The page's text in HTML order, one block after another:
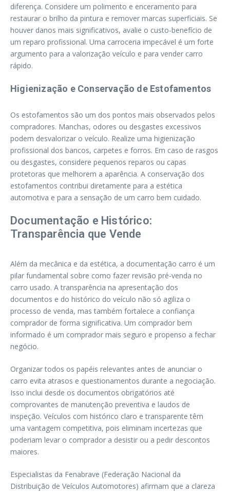
diferença. Considere um polimento e enceramento para
restaurar o brilho da pintura e remover marcas superficiais. Se
houver danos mais significativos, avalie o custo-benefício de
um reparo profissional. Uma carroceria impecável é um forte
argumento para a valorização veículo e para vender carro
rápido.
Higienização e Conservação de Estofamentos
Os estofamentos são um dos pontos mais observados pelos
compradores. Manchas, odores ou desgastes excessivos
podem desvalorizar o veículo. Realize uma higienização
profissional dos bancos, carpetes e forros. Em caso de rasgos
ou desgastes, considere pequenos reparos ou capas
protetoras que melhorem a aparência. A conservação dos
estofamentos contribui diretamente para a estética
automotiva e para a sensação de um carro bem cuidado.
Documentação e Histórico:
Transparência que Vende
Além da mecânica e da estética, a documentação carro é um
pilar fundamental sobre como fazer revisão pré-venda no
carro usado. A transparência na apresentação dos
documentos e do histórico do veículo não só agiliza o
processo de venda, mas também fortalece a confiança
comprador de forma significativa. Um comprador bem
informado é um comprador mais seguro e propenso a fechar
negócio.
Organizar todos os papéis relevantes antes de anunciar o
carro evita atrasos e questionamentos durante a negociação.
Isso inclui desde os documentos obrigatórios até
comprovantes de manutenção preventiva e laudos de
inspeção. Veículos com histórico claro e transparente têm
uma vantagem competitiva, pois eliminam incertezas que
poderiam levar o comprador a desistir ou a pedir descontos
maiores.
Especialistas da Fenabrave (Federação Nacional da
Distribuição de Veículos Automotores) afirmam que a clareza